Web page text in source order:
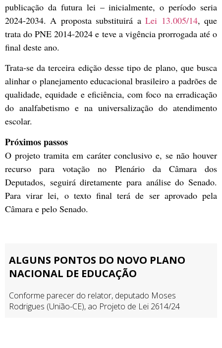
publicação da futura lei – inicialmente, o período seria
2024-2034. A proposta substituirá aLei 13.005/14, que
trata do PNE 2014-2024 e teve a vigência prorrogada até o
final deste ano.
Trata-se da terceira edição desse tipo de plano, que busca
alinhar o planejamento educacional brasileiro a padrões de
qualidade, equidade e eficiência, com foco na erradicação
do analfabetismo e na universalização do atendimento
escolar.
Próximos passos
O projeto tramita em caráter conclusivo e, se não houver
recurso para votação no Plenário da Câmara dos
Deputados, seguirá diretamente para análise do Senado.
Para virar lei, o texto final terá de ser aprovado pela
Câmara e pelo Senado.